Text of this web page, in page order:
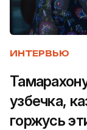
ИНТЕРВЬЮ
узбечка,
горжусь